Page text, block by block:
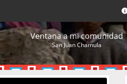
Ventana a mi comunidad
San Juan Chamula